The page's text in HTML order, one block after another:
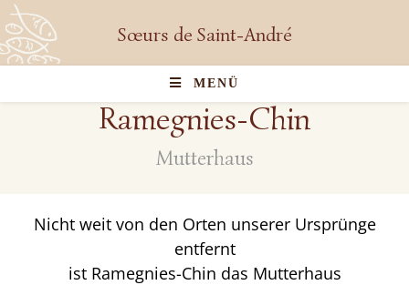
Sœurs de Saint-André
MENÜ
Ramegnies-Chin
Mutterhaus
Nicht weit von den Orten unserer Ursprünge
entfernt
ist Ramegnies-Chin das Mutterhaus